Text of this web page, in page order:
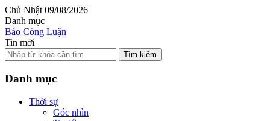
Chủ Nhật 09/08/2026
Danh mục
Báo Công Luận
Tin mới
Tìm kiếm
Danh mục
Thời sự
Góc nhìn